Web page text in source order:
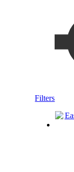
Filters